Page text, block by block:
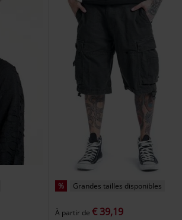
% Grandes tailles disponibles
À partir de € 39,19